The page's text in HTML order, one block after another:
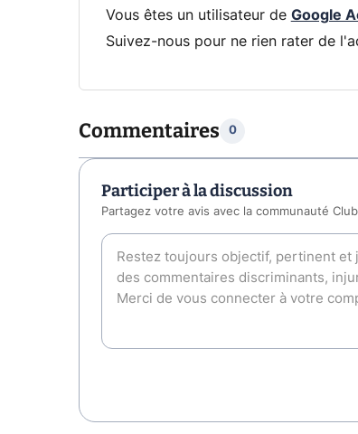
Vous êtes un utilisateur de Google
Suivez-nous pour ne rien rater de
Commentaires 0
Participer à la discussion
Partagez votre avis avec la communauté